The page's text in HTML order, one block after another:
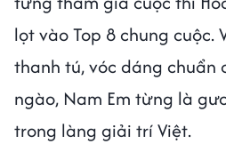
lọt vào Top 8 chung cuộc.
thanh tú, vóc dáng chuẩn
ngào, Nam Em từng là
trong làng giải trí Việt.